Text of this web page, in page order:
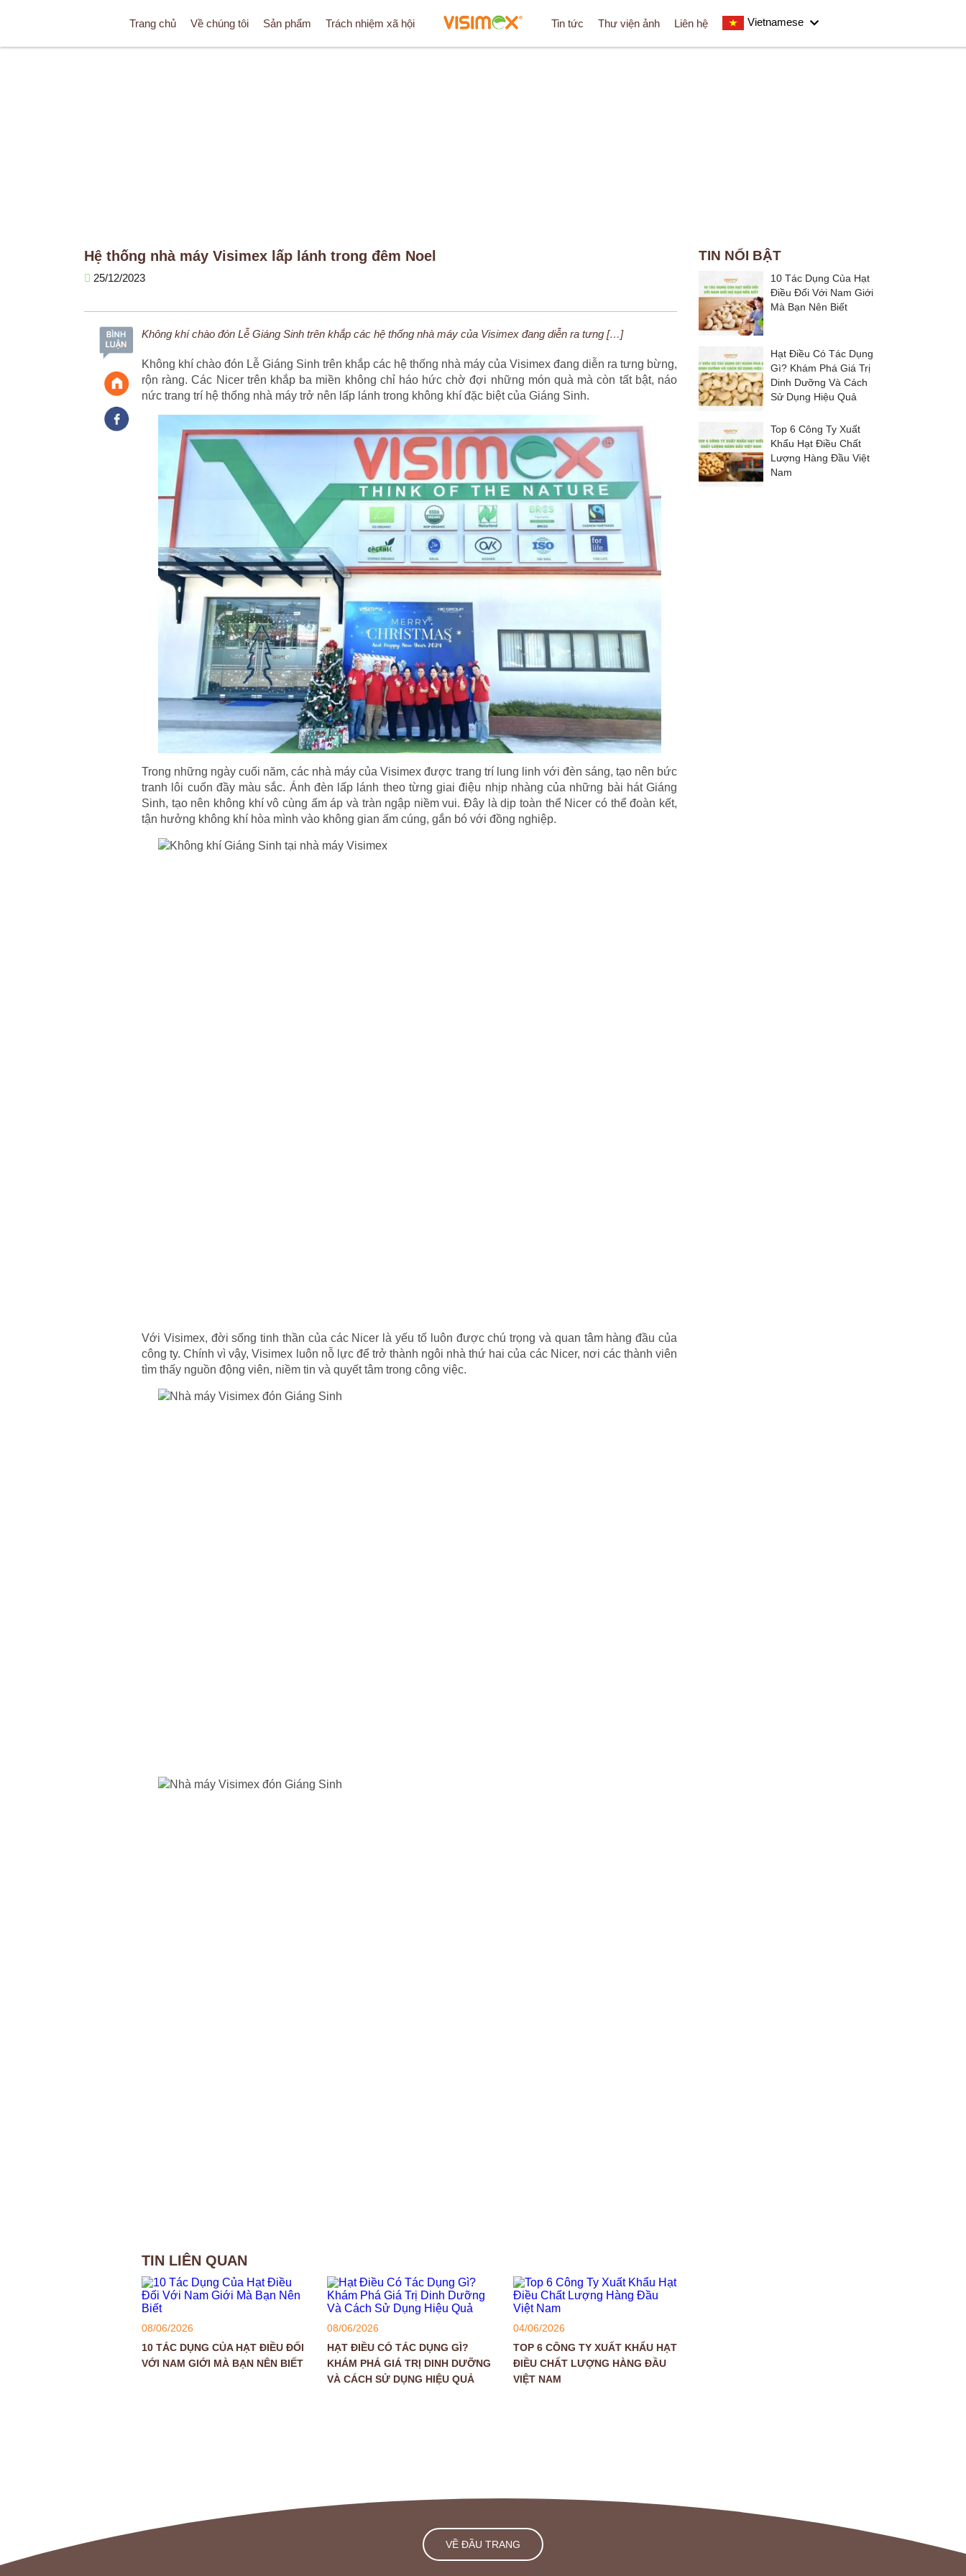
Trang chủ Về chúng tôi Sản phẩm Trách nhiệm xã hội Tin tức Thư viện ảnh Liên hệ Vietnamese
Hệ thống nhà máy Visimex lấp lánh trong đêm Noel
25/12/2023
Không khí chào đón Lễ Giáng Sinh trên khắp các hệ thống nhà máy của Visimex đang diễn ra tưng […]
Không khí chào đón Lễ Giáng Sinh trên khắp các hệ thống nhà máy của Visimex đang diễn ra tưng bừng,
rộn ràng. Các Nicer trên khắp ba miền không chỉ háo hức chờ đợi những món quà mà còn tất bật, náo
nức trang trí hệ thống nhà máy trở nên lấp lánh trong không khí đặc biệt của Giáng Sinh.
Trong những ngày cuối năm, các nhà máy của Visimex được trang trí lung linh với đèn sáng, tạo nên bức
tranh lôi cuốn đầy màu sắc. Ánh đèn lấp lánh theo từng giai điệu nhịp nhàng của những bài hát Giáng
Sinh, tạo nên không khí vô cùng ấm áp và tràn ngập niềm vui. Đây là dịp toàn thể Nicer có thể đoàn kết,
tận hưởng không khí hòa mình vào không gian ấm cúng, gắn bó với đồng nghiệp.
Với Visimex, đời sống tinh thần của các Nicer là yếu tố luôn được chú trọng và quan tâm hàng đầu của
công ty. Chính vì vậy, Visimex luôn nỗ lực để trở thành ngôi nhà thứ hai của các Nicer, nơi các thành viên
tìm thấy nguồn động viên, niềm tin và quyết tâm trong công việc.
TIN LIÊN QUAN
08/06/2026
10 TÁC DỤNG CỦA HẠT ĐIỀU ĐỐI
VỚI NAM GIỚI MÀ BẠN NÊN BIẾT
08/06/2026
HẠT ĐIỀU CÓ TÁC DỤNG GÌ?
KHÁM PHÁ GIÁ TRỊ DINH DƯỠNG
VÀ CÁCH SỬ DỤNG HIỆU QUẢ
04/06/2026
TOP 6 CÔNG TY XUẤT KHẨU HẠT
ĐIỀU CHẤT LƯỢNG HÀNG ĐẦU
VIỆT NAM
TIN NỔI BẬT
10 Tác Dụng Của Hạt
Điều Đối Với Nam Giới
Mà Bạn Nên Biết
Hạt Điều Có Tác Dụng
Gì? Khám Phá Giá Trị
Dinh Dưỡng Và Cách
Sử Dụng Hiệu Quả
Top 6 Công Ty Xuất
Khẩu Hạt Điều Chất
Lượng Hàng Đầu Việt
Nam
VỀ ĐẦU TRANG